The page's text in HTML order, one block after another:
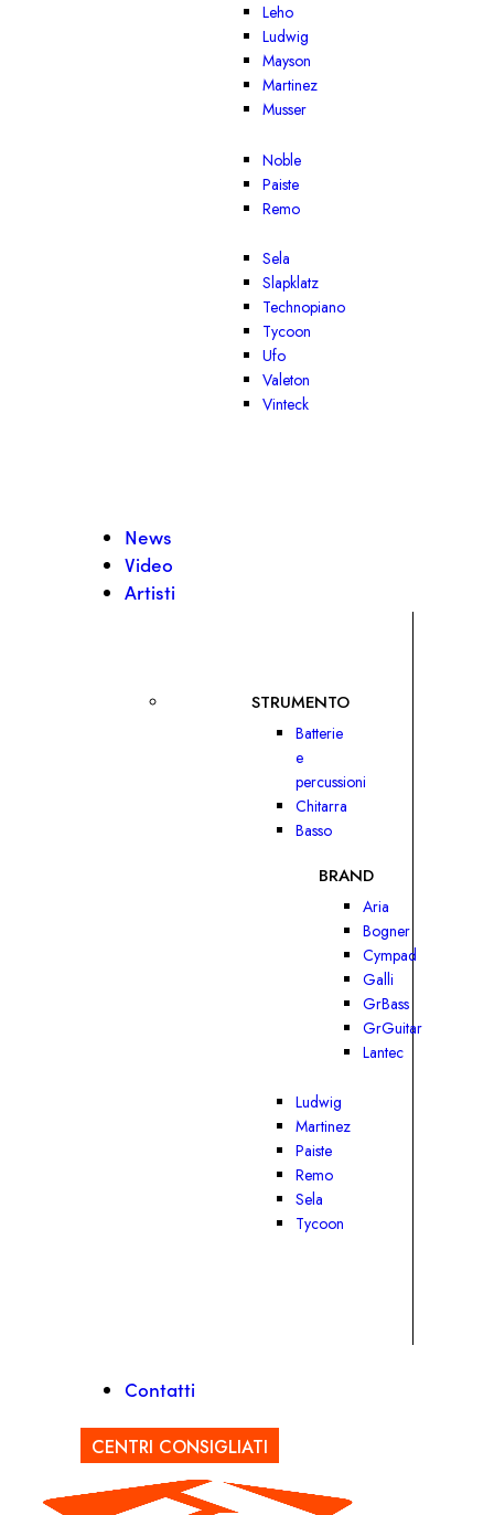
Leho
Ludwig
Mayson
Martinez
Musser
Noble
Paiste
Remo
Sela
Slapklatz
Technopiano
Tycoon
Ufo
Valeton
Vinteck
News
Video
Artisti
STRUMENTO
Batterie
e
percussioni
Chitarra
Basso
BRAND
Aria
Bogner
Cympad
Galli
GrBass
GrGuitar
Lantec
Ludwig
Martinez
Paiste
Remo
Sela
Tycoon
Contatti
CENTRI CONSIGLIATI